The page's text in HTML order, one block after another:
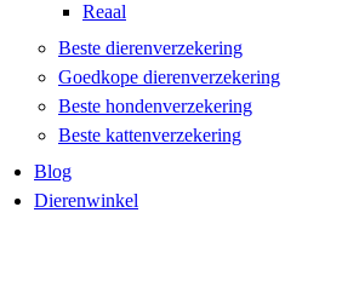
Reaal
Beste dierenverzekering
Goedkope dierenverzekering
Beste hondenverzekering
Beste kattenverzekering
Blog
Dierenwinkel